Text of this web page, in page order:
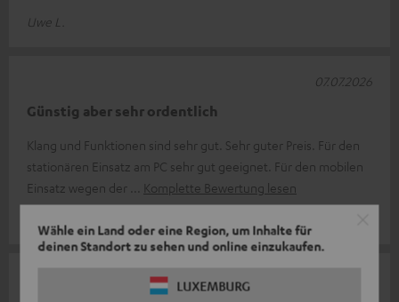
Wähle ein Land oder eine Region, um Inhalte für
deinen Standort zu sehen und online einzukaufen.
LUXEMBURG
Uwe L.
Günstig aber sehr ordentlich
Klang und Funktionen sind sehr gut. Sehr guter Preis. Für den
stationären Einsatz am PC sehr gut geeignet. Für den mobilen
Einsatz wegen der
Komplette Bewertung lesen
07.07.2026